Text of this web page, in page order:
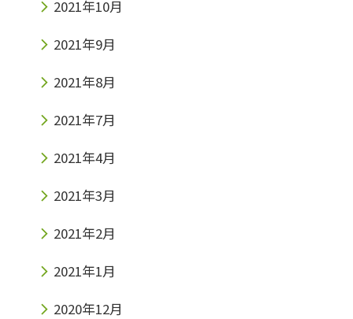
2021年10月
2021年9月
2021年8月
2021年7月
2021年4月
2021年3月
2021年2月
2021年1月
2020年12月